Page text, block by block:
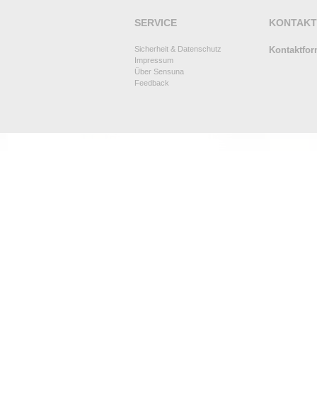
SERVICE
Sicherheit & Datenschutz
Impressum
Über Sensuna
Feedback
KONTAKT